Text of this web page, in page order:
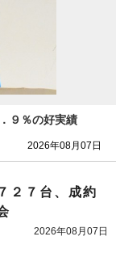
９％の好実績
2026年08月07日
２７台、成約
2026年08月07日